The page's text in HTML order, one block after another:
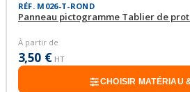
RÉF. M026-T-ROND
Panneau pictogramme Tablier de
À partir de
3,50 € HT
CHOISIR MATÉRIAU